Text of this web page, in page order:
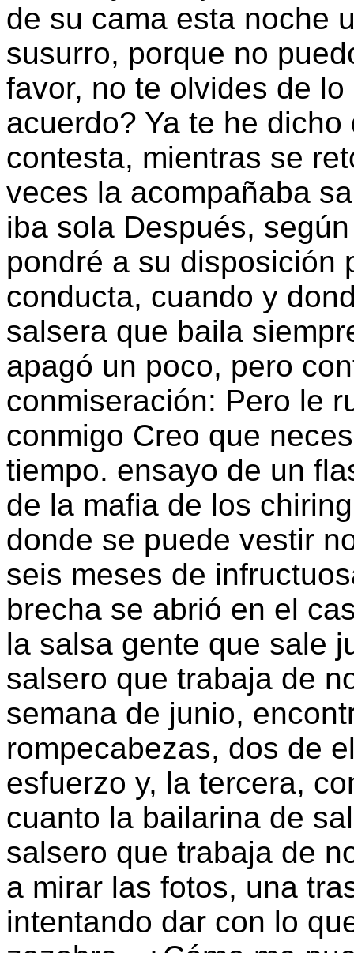
de su cama esta noche
susurro, porque no
favor, no te olvides de
acuerdo? Ya te he
contesta, mientras se
veces la acompañaba
iba sola Después,
pondré a su disposición
conducta, cuando y
salsera que baila
apagó un poco, pero
conmiseración: Pero le
conmigo Creo que
tiempo. ensayo de un
de la mafia de los
donde se puede vestir
seis meses de
brecha se abrió en el
la salsa gente que sale
salsero que trabaja de
semana de junio,
rompecabezas, dos de
esfuerzo y, la tercera,
cuanto la bailarina de
salsero que trabaja de
a mirar las fotos, una
intentando dar con lo